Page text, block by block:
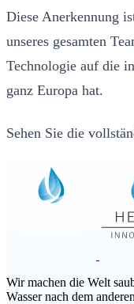
Diese Anerkennung
unseres gesamten
Technologie auf die
ganz Europa hat.
Sehen Sie die
Wir machen die Welt
Wasser nach dem